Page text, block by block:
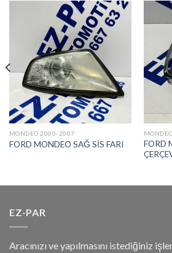
MONDEO 2000-2007
FORD MONDEO SAĞ SİS FARI
FORD
EZ-PAR
Aracınızı ve yapılmasını istediğiniz